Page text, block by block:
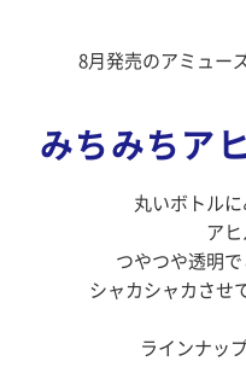
8月発売のアミュー
みちみちア
丸いボトル
アヒ
つやつや透明で
シャカシャカさせ
ラインナッ